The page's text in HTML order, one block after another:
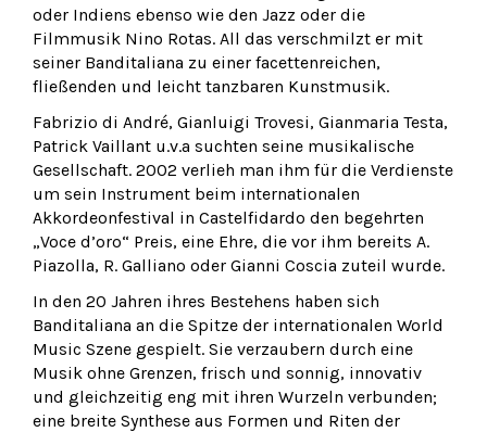
oder Indiens ebenso wie den Jazz oder die
Filmmusik Nino Rotas. All das verschmilzt er mit
seiner Banditaliana zu einer facettenreichen,
fließenden und leicht tanzbaren Kunstmusik.
Fabrizio di André, Gianluigi Trovesi, Gianmaria Testa,
Patrick Vaillant u.v.a suchten seine musikalische
Gesellschaft. 2002 verlieh man ihm für die Verdienste
um sein Instrument beim internationalen
Akkordeonfestival in Castelfidardo den begehrten
„Voce d’oro“ Preis, eine Ehre, die vor ihm bereits A.
Piazolla, R. Galliano oder Gianni Coscia zuteil wurde.
In den 20 Jahren ihres Bestehens haben sich
Banditaliana an die Spitze der internationalen World
Music Szene gespielt. Sie verzaubern durch eine
Musik ohne Grenzen, frisch und sonnig, innovativ
und gleichzeitig eng mit ihren Wurzeln verbunden;
eine breite Synthese aus Formen und Riten der